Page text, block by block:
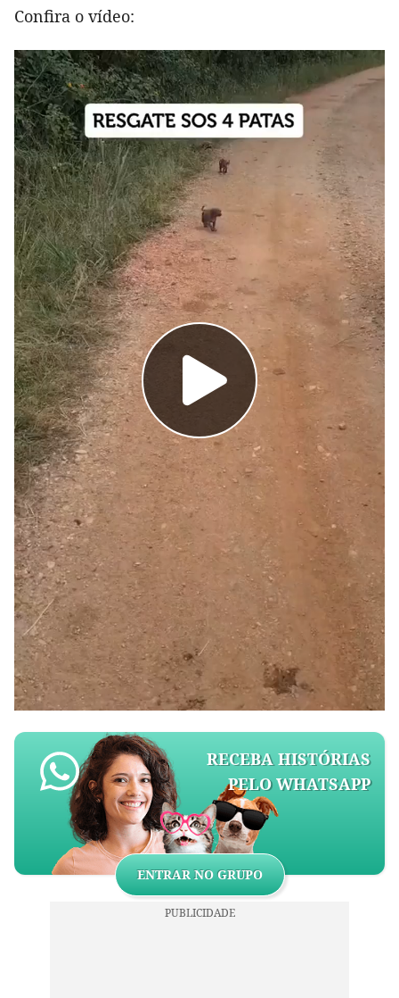
Confira o vídeo:
RECEBA HISTÓRIAS
PELO WHATSAPP
ENTRAR NO GRUPO